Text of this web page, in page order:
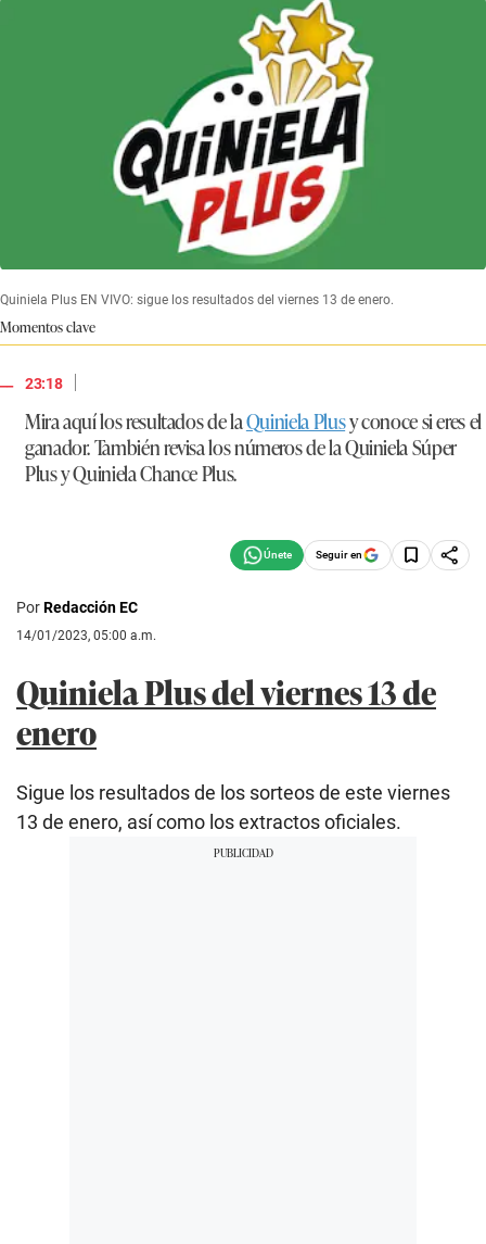
Quiniela Plus EN VIVO: sigue los resultados del viernes 13 de enero.
Momentos clave
23:18
|
Mira aquí los resultados de laQuiniela Plusy conoce si eres el
ganador. También revisa los números de la Quiniela Súper
Plus y Quiniela Chance Plus.
Seguir en
PorRedacción EC
14/01/2023, 05:00 a.m.
Quiniela Plus del viernes 13 de
enero
Sigue los resultados de los sorteos de este viernes
13 de enero, así como los extractos oficiales.